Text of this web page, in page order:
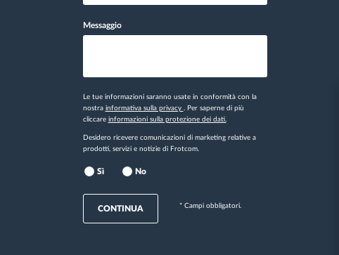
Messaggio
Le tue informazioni saranno usate in conformità con la
nostra informativa sulla privacy . Per saperne di più
cliccare informazioni sulla protezione dei dati.
Desidero ricevere comunicazioni di marketing relative a
prodotti, servizi e notizie di Frotcom.
Sì No
CONTINUA * Campi obbligatori.